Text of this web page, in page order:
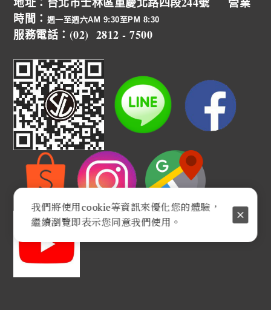
時間： 週一至週六AM 9:30至PM 8:30
服務電話：(02) 2812 - 7500
我們將使用cookie等資訊來優化您的體驗，
繼續瀏覽即表示您同意我們使用。